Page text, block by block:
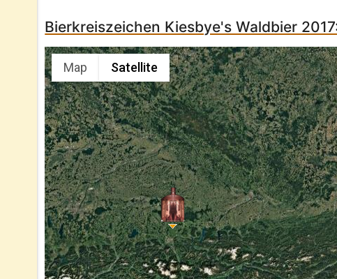
Bierkreiszeichen Kiesbye's Waldbier
Map Satellite